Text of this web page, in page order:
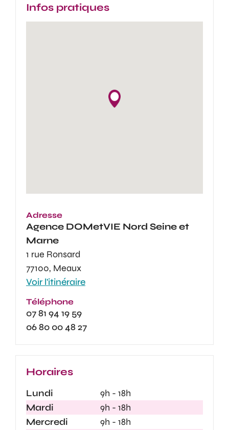
Infos pratiques
Adresse
Agence DOMetVIE Nord Seine et
Marne
1 rue Ronsard
77100, Meaux
Voir l'itinéraire
Téléphone
07 81 94 19 59
06 80 00 48 27
Horaires
Lundi
9h - 18h
Mardi
9h - 18h
Mercredi
9h - 18h